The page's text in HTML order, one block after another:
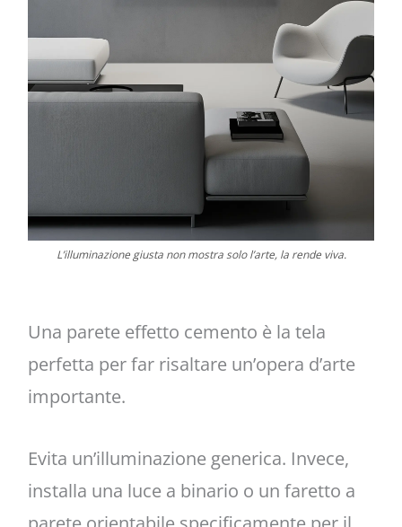
L’illuminazione giusta non mostra solo l’arte, la rende viva.
Una parete effetto cemento è la tela
perfetta per far risaltare un’opera d’arte
importante.
Evita un’illuminazione generica. Invece,
installa una luce a binario o un faretto a